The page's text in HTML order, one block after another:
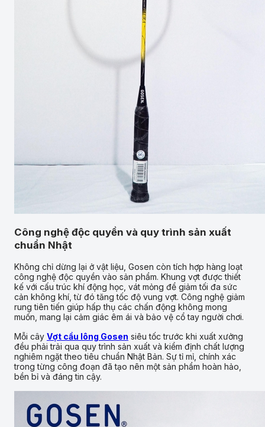
Công nghệ độc quyền và quy trình sản xuất
chuẩn Nhật
Không chỉ dừng lại ở vật liệu, Gosen còn tích hợp hàng loạt
công nghệ độc quyền vào sản phẩm. Khung vợt được thiết
kế với cấu trúc khí động học, vát mỏng để giảm tối đa sức
cản không khí, từ đó tăng tốc độ vung vợt. Công nghệ giảm
rung tiên tiến giúp hấp thụ các chấn động không mong
muốn, mang lại cảm giác êm ái và bảo vệ cổ tay người chơi.
Mỗi cây Vợt cầu lông Gosen siêu tốc trước khi xuất xưởng
đều phải trải qua quy trình sản xuất và kiểm định chất lượng
nghiêm ngặt theo tiêu chuẩn Nhật Bản. Sự tỉ mỉ, chính xác
trong từng công đoạn đã tạo nên một sản phẩm hoàn hảo,
bền bỉ và đáng tin cậy.